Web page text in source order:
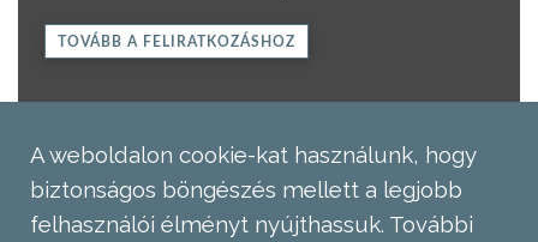
TOVÁBB A FELIRATKOZÁSHOZ
A weboldalon cookie-kat használunk, hogy
biztonságos böngészés mellett a legjobb
felhasználói élményt nyújthassuk. További